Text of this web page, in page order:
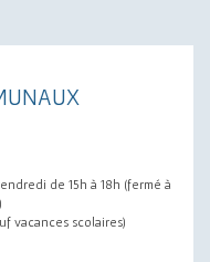
de 15h à 18h (fermé à
vacances scolaires)